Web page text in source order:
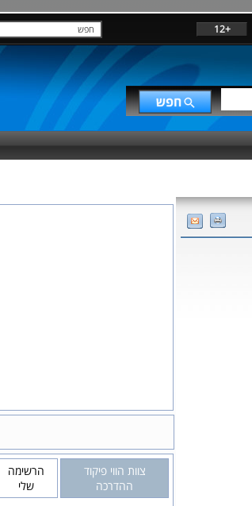
+12
צוות הווי פיקוד
ההדרכה
הרשימה
שלי